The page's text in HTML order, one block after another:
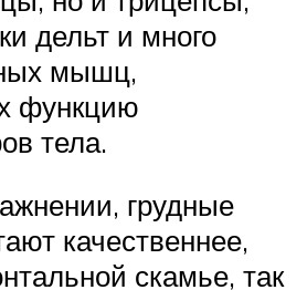
дельт и много
мышц,
функцию
тела.
грудные
качественнее,
скамье, так